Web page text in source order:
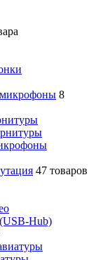
8
47 товаров
Hub)